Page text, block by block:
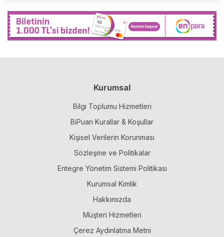
Kurumsal
Bilgi Toplumu Hizmetleri
BiPuan Kurallar & Koşullar
Kişisel Verilerin Korunması
Sözleşme ve Politikalar
Entegre Yönetim Sistemi Politikası
Kurumsal Kimlik
Hakkımızda
Müşteri Hizmetleri
Çerez Aydınlatma Metni